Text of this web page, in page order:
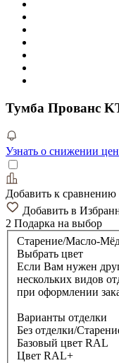
Тумба Прованс
Узнать о снижении
Добавить к сравнению
Добавить в
2 Подарка на выбор
Старение/Масло-
Выбрать цвет
Если Вам нужен
нескольких видов
при оформлении
Варианты отделки
Без отделки/
Базовый цвет RAL
Цвет RAL+